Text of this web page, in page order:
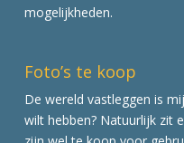
mogelijkheden.
Foto’s te koop
De wereld vastleggen is
wilt hebben? Natuurlijk zit